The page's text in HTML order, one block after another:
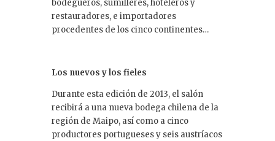
bodegueros, sumilleres, hoteleros y
restauradores, e importadores
procedentes de los cinco continentes…
Los nuevos y los fieles
Durante esta edición de 2013, el salón
recibirá a una nueva bodega chilena de la
región de Maipo, así como a cinco
productores portugueses y seis austríacos